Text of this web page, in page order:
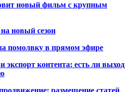
новый фильм с крупным
новый сезон
помолвку в прямом эфире
экспорт контента: есть ли выход
размещение статей